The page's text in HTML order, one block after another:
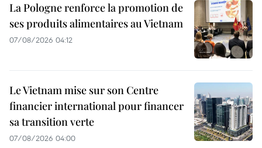
La Pologne renforce la promotion de
ses produits alimentaires au Vietnam
07/08/2026 04:12
Le Vietnam mise sur son Centre
financier international pour financer
sa transition verte
07/08/2026 04:00